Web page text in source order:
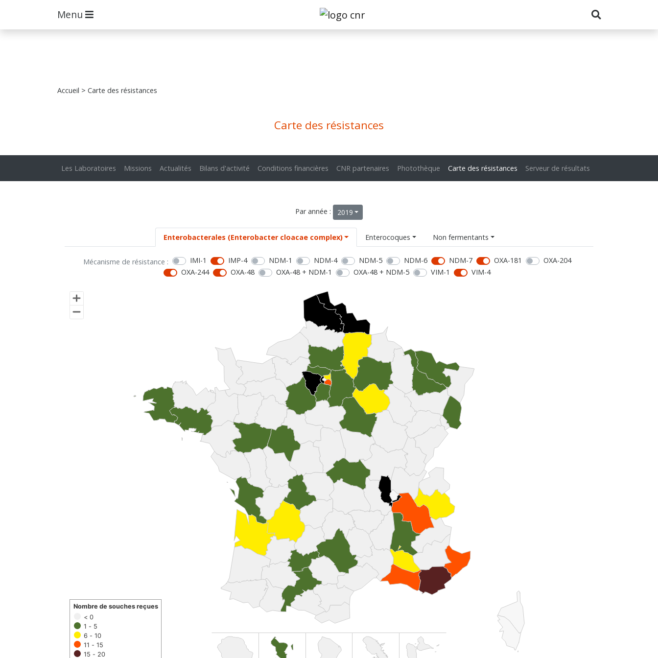
Menu
Accueil > Carte des résistances
Carte des résistances
Les Laboratoires Missions Actualités Bilans d'activité Conditions financières CNR partenaires Photothèque Carte des résistances Serveur de résultats
Par année : 2019
Enterobacterales (Enterobacter cloacae complex) Enterocoques Non fermentants
Mécanisme de résistance : IMI-1 IMP-4 NDM-1 NDM-4 NDM-5 NDM-6 NDM-7 OXA-181
OXA-204
OXA-244
OXA-48 OXA-48 + NDM-1 OXA-48 + NDM-5 VIM-1 VIM-4
< 0
1 - 5
6 - 10
11 - 15
15 - 20
Nombre de souches reçues